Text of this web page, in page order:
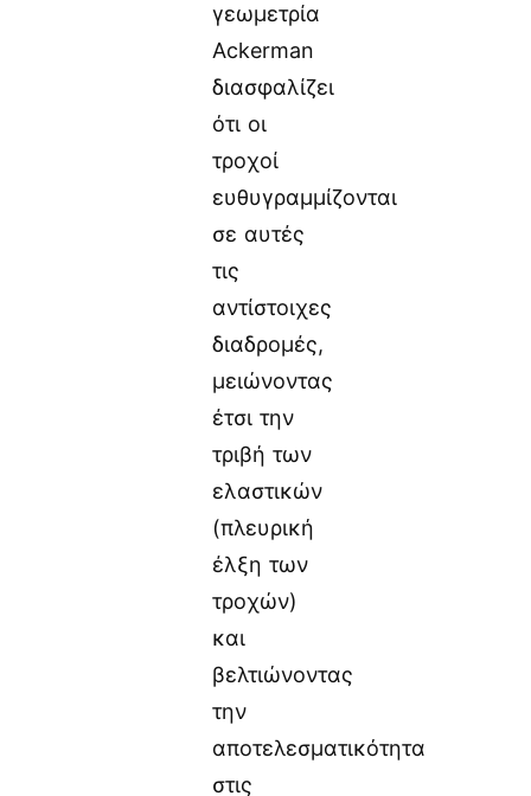
γεωμετρία
Ackerman
διασφαλίζει
ότι οι
τροχοί
ευθυγραμμίζονται
σε αυτές
τις
αντίστοιχες
διαδρομές,
μειώνοντας
έτσι την
τριβή των
ελαστικών
(πλευρική
έλξη των
τροχών)
και
βελτιώνοντας
την
αποτελεσματικότητα
στις